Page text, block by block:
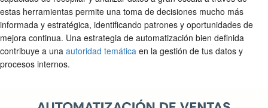
estas herramientas permite una toma de decisiones mucho más
informada y estratégica, identificando patrones y oportunidades de
mejora continua. Una estrategia de automatización bien definida
contribuye a una autoridad temática en la gestión de tus datos y
procesos internos.